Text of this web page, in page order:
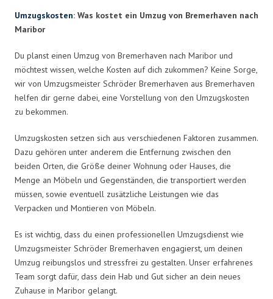
Umzugskosten: Was kostet ein Umzug von Bremerhaven nach
Maribor
Du planst einen Umzug von Bremerhaven nach Maribor und
möchtest wissen, welche Kosten auf dich zukommen? Keine Sorge,
wir von Umzugsmeister Schröder Bremerhaven aus Bremerhaven
helfen dir gerne dabei, eine Vorstellung von den Umzugskosten
zu bekommen.
Umzugskosten setzen sich aus verschiedenen Faktoren zusammen.
Dazu gehören unter anderem die Entfernung zwischen den
beiden Orten, die Größe deiner Wohnung oder Hauses, die
Menge an Möbeln und Gegenständen, die transportiert werden
müssen, sowie eventuell zusätzliche Leistungen wie das
Verpacken und Montieren von Möbeln.
Es ist wichtig, dass du einen professionellen Umzugsdienst wie
Umzugsmeister Schröder Bremerhaven engagierst, um deinen
Umzug reibungslos und stressfrei zu gestalten. Unser erfahrenes
Team sorgt dafür, dass dein Hab und Gut sicher an dein neues
Zuhause in Maribor gelangt.